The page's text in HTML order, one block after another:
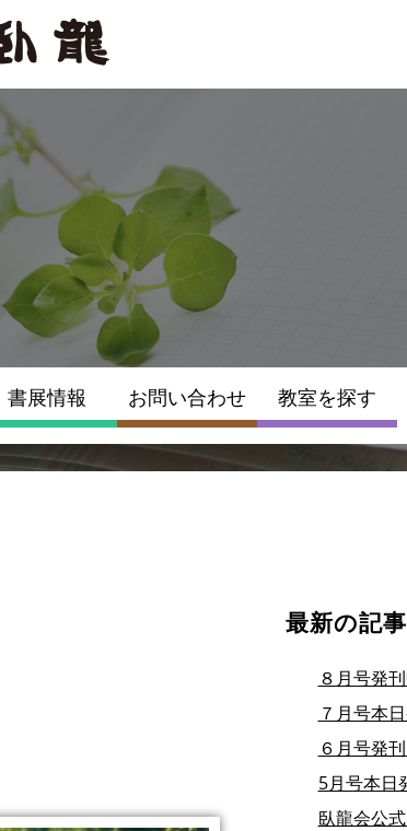
書展情報 お問い合わせ 教室を探す
最新の記事
８月号発
７月号本
６月号発
5月号本日
臥龍会公